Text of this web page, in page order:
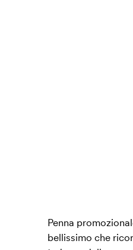
Penna
bellissimo che